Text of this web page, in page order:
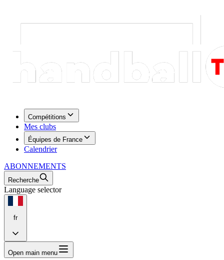
Compétitions
Mes clubs
Équipes de France
Calendrier
ABONNEMENTS
Recherche
Language selector
fr
Open main menu